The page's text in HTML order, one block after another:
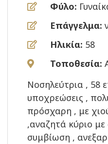
Φύλο:
Επάγγελμα:
Ηλικία: 58
Τοποθεσία:
Νοσηλεύτρια , 58
υποχρεώσεις ,
πρόσχαρη , με
,αναζητά κύριο
συμβίωση ,